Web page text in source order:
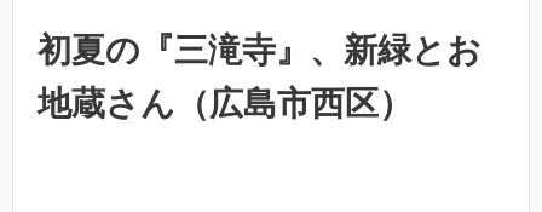
初夏の『三滝寺』、新緑とお
地蔵さん（広島市西区）